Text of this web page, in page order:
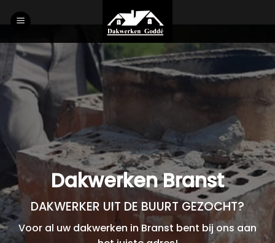
to
Dakwerken Branst
DAKWERKER UIT DE BUURT GEZOCHT?
Voor al uw dakwerken in Branst bent bij ons aan